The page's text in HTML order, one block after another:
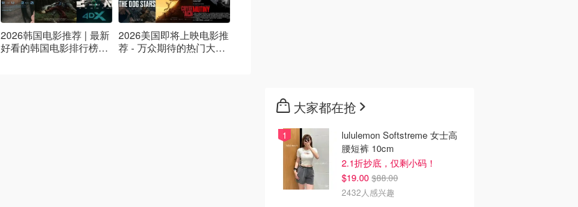
2026韩国电影推荐 | 最新
好看的韩国电影排行榜，
2026美国即将上映电影推
荐 - 万众期待的热门大片
大家都在抢
lululemon Softstreme 女士高
腰短裤 10cm
2.1折抄底，仅剩小码！
$19.00 $88.00
2432人感兴趣